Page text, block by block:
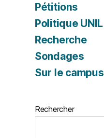
Pétitions
Politique UNIL
Recherche
Sondages
Sur le campus
Rechercher